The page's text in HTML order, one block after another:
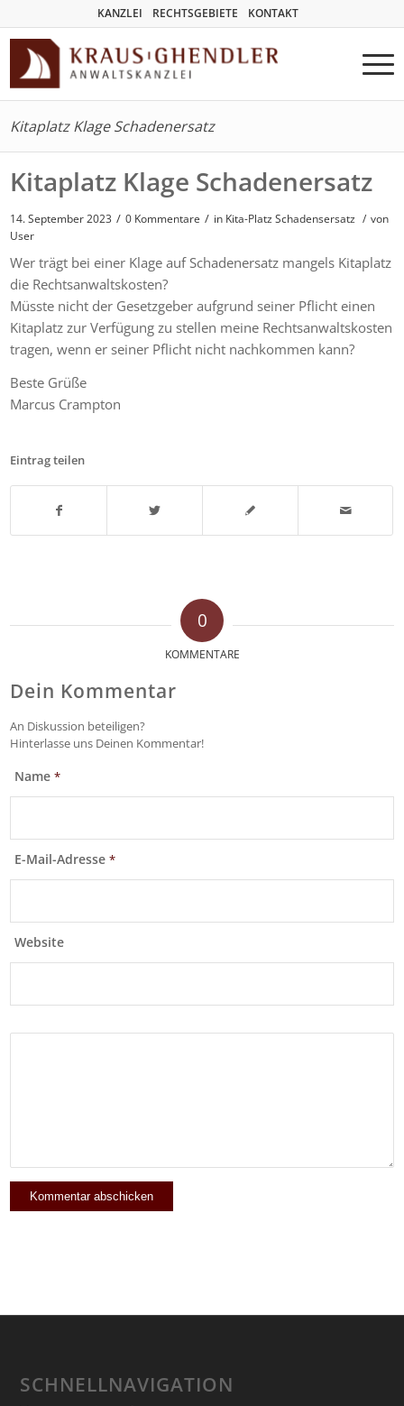
KANZLEI RECHTSGEBIETE KONTAKT
Kitaplatz Klage Schadenersatz
Kitaplatz Klage Schadenersatz
14. September 2023 / 0 Kommentare / in Kita-Platz Schadensersatz / von
User
Wer trägt bei einer Klage auf Schadenersatz mangels Kitaplatz
die Rechtsanwaltskosten?
Müsste nicht der Gesetzgeber aufgrund seiner Pflicht einen
Kitaplatz zur Verfügung zu stellen meine Rechtsanwaltskosten
tragen, wenn er seiner Pflicht nicht nachkommen kann?
Beste Grüße
Marcus Crampton
Eintrag teilen
0
KOMMENTARE
Dein Kommentar
An Diskussion beteiligen?
Hinterlasse uns Deinen Kommentar!
Name*
E-Mail-Adresse*
Website
SCHNELLNAVIGATION